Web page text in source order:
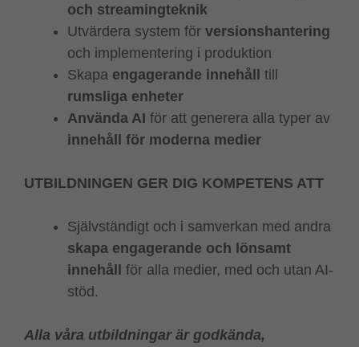
och streamingteknik
Utvärdera system för versionshantering
och implementering i produktion
Skapa engagerande innehåll till
rumsliga enheter
Använda AI för att generera alla typer av
innehåll för moderna medier
UTBILDNINGEN GER DIG KOMPETENS ATT
Självständigt och i samverkan med andra
skapa engagerande och lönsamt
innehåll för alla medier, med och utan AI-
stöd.
Alla våra utbildningar är godkända,